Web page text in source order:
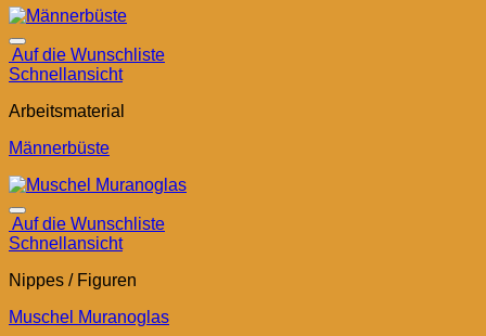
Auf die Wunschliste
Schnellansicht
Arbeitsmaterial
Männerbüste
Auf die Wunschliste
Schnellansicht
Nippes / Figuren
Muschel Muranoglas